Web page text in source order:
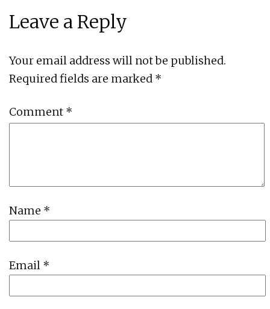
Leave a Reply
Your email address will not be published.
Required fields are marked *
Comment *
Name *
Email *